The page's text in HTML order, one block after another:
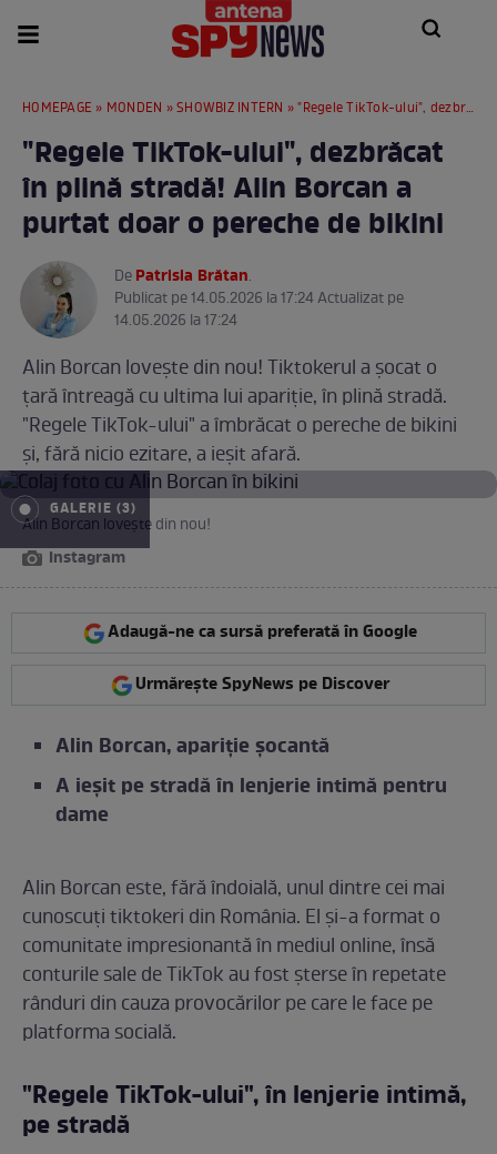
HOMEPAGE » MONDEN »SHOWBIZ INTERN » "Regele TikTok-ului", dezbrăcat în plină stradă! Alin Borcan a purtat doar o pereche de bikini
"Regele TikTok-ului", dezbrăcat
în plină stradă! Alin Borcan a
purtat doar o pereche de bikini
DePatrisia Brătan.
Publicat pe 14.05.2026 la 17:24 Actualizat pe
14.05.2026 la 17:24
Alin Borcan lovește din nou! Tiktokerul a șocat o
țară întreagă cu ultima lui apariție, în plină stradă.
"Regele TikTok-ului" a îmbrăcat o pereche de bikini
și, fără nicio ezitare, a ieșit afară.
GALERIE (3)
Alin Borcan lovește din nou!
Instagram
Adaugă-ne ca sursă preferată în Google
Urmărește SpyNews pe Discover
Alin Borcan, apariție șocantă
A ieșit pe stradă în lenjerie intimă pentru
dame
Alin Borcan este, fără îndoială, unul dintre cei mai
cunoscuți tiktokeri din România. El și-a format o
comunitate impresionantă în mediul online, însă
conturile sale de TikTok au fost șterse în repetate
rânduri din cauza provocărilor pe care le face pe
platforma socială.
"Regele TikTok-ului", în lenjerie intimă,
pe stradă